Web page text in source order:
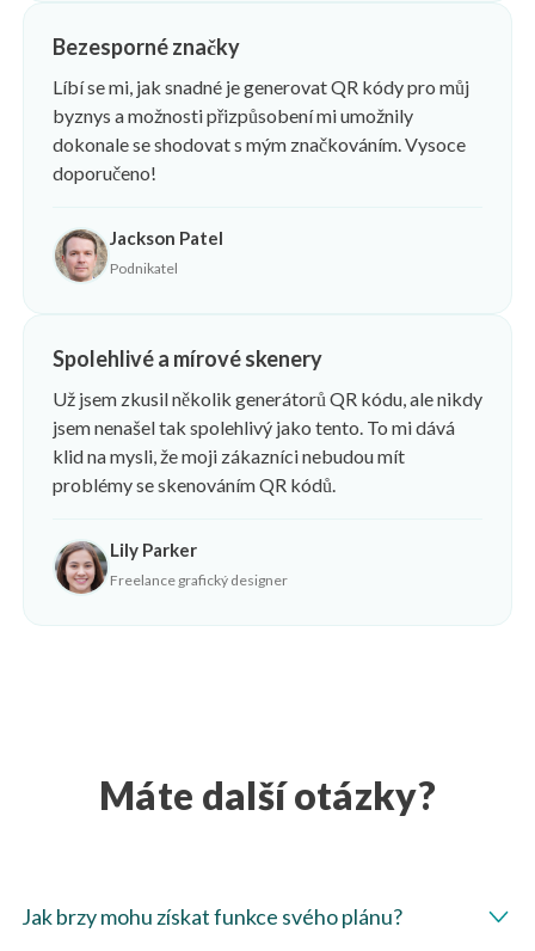
Bezesporné značky
Líbí se mi, jak snadné je generovat QR kódy pro můj
byznys a možnosti přizpůsobení mi umožnily
dokonale se shodovat s mým značkováním. Vysoce
doporučeno!
Jackson Patel
Podnikatel
Spolehlivé a mírové skenery
Už jsem zkusil několik generátorů QR kódu, ale nikdy
jsem nenašel tak spolehlivý jako tento. To mi dává
klid na mysli, že moji zákazníci nebudou mít
problémy se skenováním QR kódů.
Lily Parker
Freelance grafický designer
Máte další otázky?
Jak brzy mohu získat funkce svého plánu?